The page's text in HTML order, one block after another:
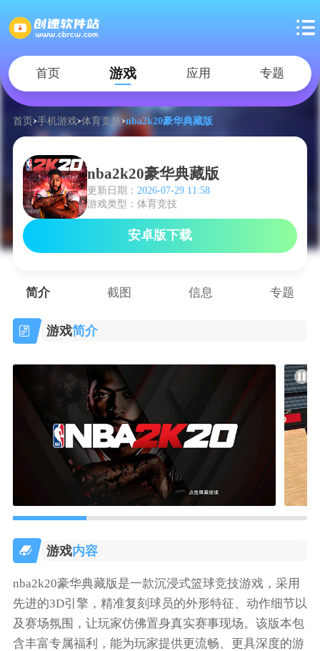
首页 游戏 应用 专题
首页 手机游戏 体育竞技 nba2k20豪华典藏版
nba2k20豪华典藏版
更新日期： 2026-07-29 11:58
游戏类型：体育竞技
安卓版下载
简介 截图 信息 专题
游戏简介
游戏内容
nba2k20豪华典藏版是一款沉浸式篮球竞技游戏，采用
先进的3D引擎，精准复刻球员的外形特征、动作细节以
及赛场氛围，让玩家仿佛置身真实赛事现场。该版本包
含丰富专属福利，能为玩家提供更流畅、更具深度的游